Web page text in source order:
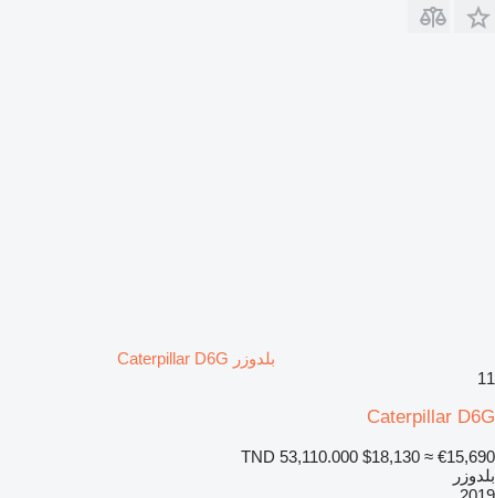
بلدوزر Caterpillar D6G
11
Caterpillar D6G
TND 53,110.000 $18,130 ≈ €15,690
بلدوزر